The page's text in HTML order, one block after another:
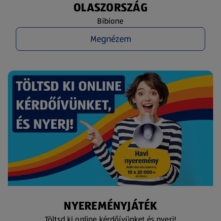
OLASZORSZÁG
Bibione
Megnézem
NYEREMÉNYJÁTÉK